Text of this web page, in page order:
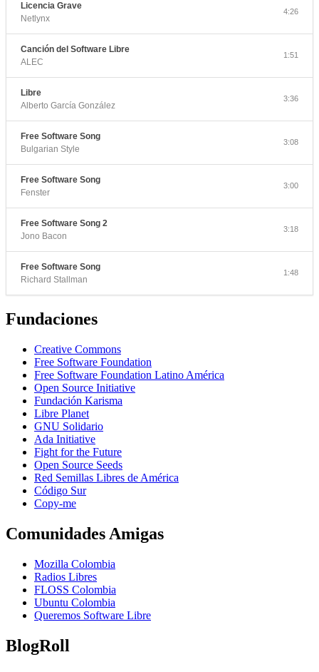
Licencia Grave
Netlynx
4:26
Canción del Software Libre
ALEC
1:51
Libre
Alberto García González
3:36
Free Software Song
Bulgarian Style
3:08
Free Software Song
Fenster
3:00
Free Software Song 2
Jono Bacon
3:18
Free Software Song
Richard Stallman
1:48
Fundaciones
Creative Commons
Free Software Foundation
Free Software Foundation Latino América
Open Source Initiative
Fundación Karisma
Libre Planet
GNU Solidario
Ada Initiative
Fight for the Future
Open Source Seeds
Red Semillas Libres de América
официальный
лучшего
в
онлайн
казино
пин
ап
Código Sur
Copy-me
Comunidades Amigas
Mozilla Colombia
Radios Libres
FLOSS Colombia
Ubuntu Colombia
Queremos Software Libre
BlogRoll